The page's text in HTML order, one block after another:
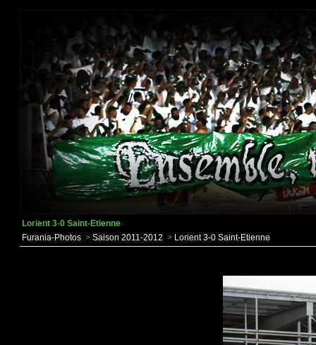
Lorient 3-0 Saint-Etienne
Furania-Photos > Saison 2011-2012 > Lorient 3-0 Saint-Etienne